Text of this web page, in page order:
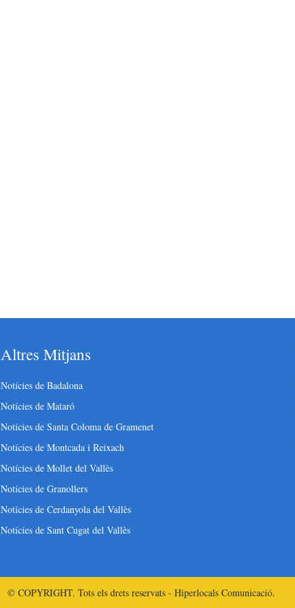
Altres Mitjans
Notícies de Badalona
Notícies de Mataró
Notícies de Santa Coloma de Gramenet
Notícies de Montcada i Reixach
Notícies de Mollet del Vallès
Notícies de Granollers
Notícies de Cerdanyola del Vallès
Notícies de Sant Cugat del Vallès
© COPYRIGHT. Tots els drets reservats - Hiperlocals Comunicació.